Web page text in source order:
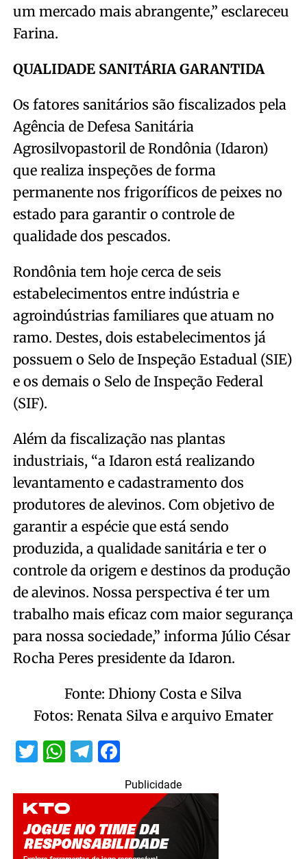
um mercado mais abrangente,” esclareceu
Farina.
QUALIDADE SANITÁRIA GARANTIDA
Os fatores sanitários são fiscalizados pela
Agência de Defesa Sanitária
Agrosilvopastoril de Rondônia (Idaron)
que realiza inspeções de forma
permanente nos frigoríficos de peixes no
estado para garantir o controle de
qualidade dos pescados.
Rondônia tem hoje cerca de seis
estabelecimentos entre indústria e
agroindústrias familiares que atuam no
ramo. Destes, dois estabelecimentos já
possuem o Selo de Inspeção Estadual (SIE)
e os demais o Selo de Inspeção Federal
(SIF).
Além da fiscalização nas plantas
industriais, “a Idaron está realizando
levantamento e cadastramento dos
produtores de alevinos. Com objetivo de
garantir a espécie que está sendo
produzida, a qualidade sanitária e ter o
controle da origem e destinos da produção
de alevinos. Nossa perspectiva é ter um
trabalho mais eficaz com maior segurança
para nossa sociedade,” informa Júlio César
Rocha Peres presidente da Idaron.
Fonte: Dhiony Costa e Silva
Fotos: Renata Silva e arquivo Emater
Twitter
WhatsApp
Telegram
Facebook
Publicidade